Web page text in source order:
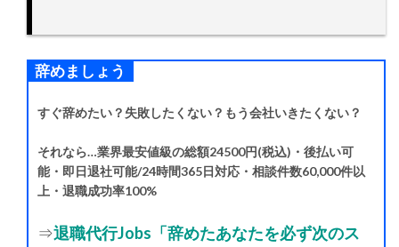
辞めましょう
すぐ辞めたい？失敗したくない？もう会社いきたくない？
それなら…業界最安値級の総額24500円(税込)・後払い可
能・即日退社可能/24時間365日対応・相談件数60,000件以
上・退職成功率100%
⇒退職代行Jobs「辞めたあなたを必ず次のス